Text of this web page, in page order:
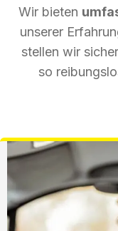
Wir bieten
unserer
stellen wir
so